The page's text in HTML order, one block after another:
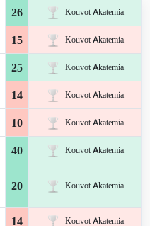
26 Kouvot Akatemia
15 Kouvot Akatemia
25 Kouvot Akatemia
14 Kouvot Akatemia
10 Kouvot Akatemia
40 Kouvot Akatemia
20 Kouvot Akatemia
14 Kouvot Akatemia